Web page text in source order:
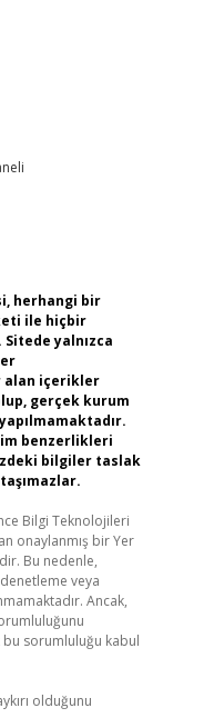
herhangi bir
ile hiçbir
yalnızca
alan içerikler
gerçek kurum
benzerlikleri
bilgiler taslak
Bilgi Teknolojileri
onaylanmış bir Yer
Bu nedenle,
veya
Ancak,
sorumluluğu kabul
olduğunu